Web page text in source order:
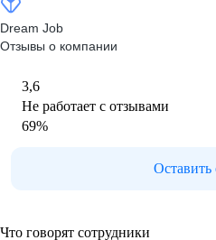
Dream Job
Отзывы о компании
3,6
Не работает с отзывами
69%
Оставить
Что говорят сотрудники